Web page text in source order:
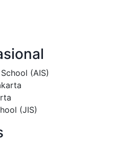
(AIS)
(JIS)